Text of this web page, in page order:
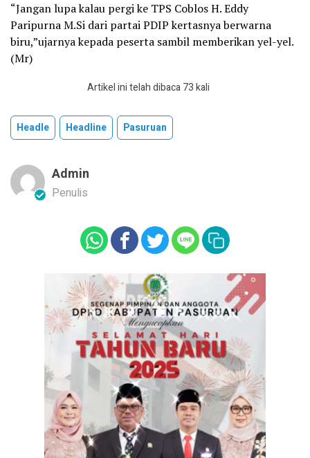
“Jangan lupa kalau pergi ke TPS Coblos H. Eddy
Paripurna M.Si dari partai PDIP kertasnya berwarna
biru,”ujarnya kepada peserta sambil memberikan yel-yel.
(Mr)
Artikel ini telah dibaca 73 kali
Headle Headline Pasuruan
Admin
Penulis